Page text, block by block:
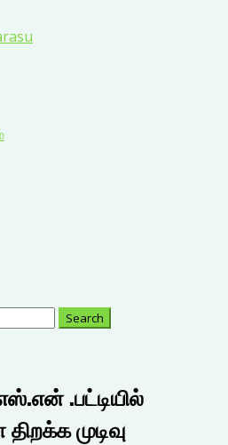
.பட்டியில்
முடிவு